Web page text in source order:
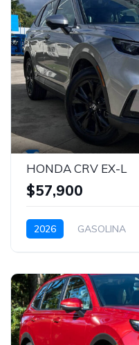
HONDA CRV EX-L
$57,900
2026 GASOLINA